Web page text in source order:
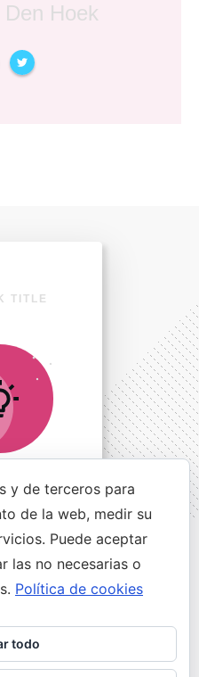
Hoek
to a Clear
of the
TITLE
y de terceros para
de la web, medir su
Puede aceptar
las no necesarias o
Política de cookies
todo